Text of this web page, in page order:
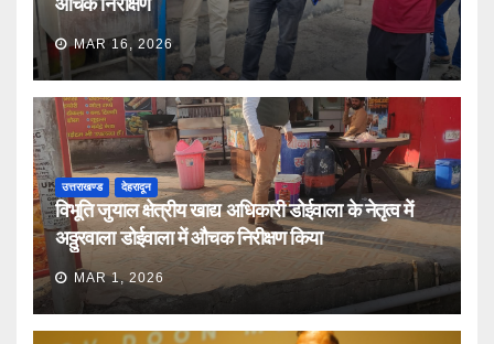
MAR 16, 2026
उत्तराखण्ड देहरादून
विभूति जुयाल क्षेत्रीय खाद्य अधिकारी डोईवाला के नेतृत्व में
अठ्ठुरवाला डोईवाला में औचक निरीक्षण किया
MAR 1, 2026